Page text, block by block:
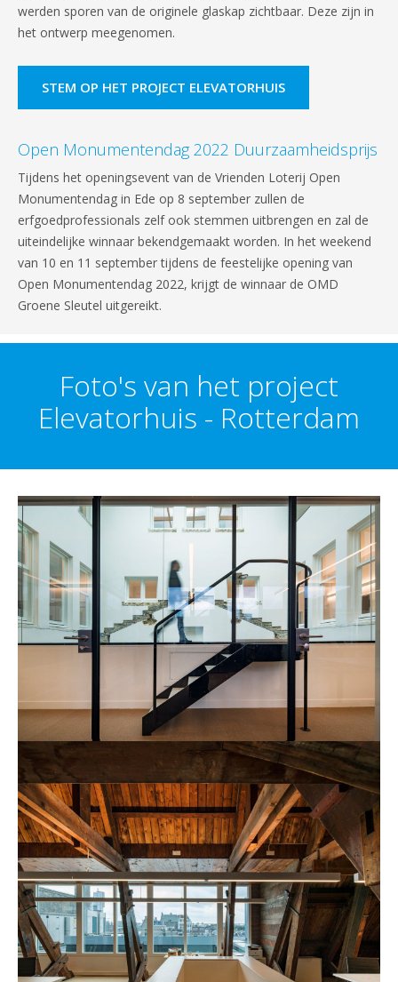
werden sporen van de originele glaskap zichtbaar. Deze zijn in
het ontwerp meegenomen.
STEM OP HET PROJECT ELEVATORHUIS
Open Monumentendag 2022 Duurzaamheidsprijs
Tijdens het openingsevent van de Vrienden Loterij Open
Monumentendag in Ede op 8 september zullen de
erfgoedprofessionals zelf ook stemmen uitbrengen en zal de
uiteindelijke winnaar bekendgemaakt worden. In het weekend
van 10 en 11 september tijdens de feestelijke opening van
Open Monumentendag 2022, krijgt de winnaar de OMD
Groene Sleutel uitgereikt.
Foto's van het project
Elevatorhuis - Rotterdam